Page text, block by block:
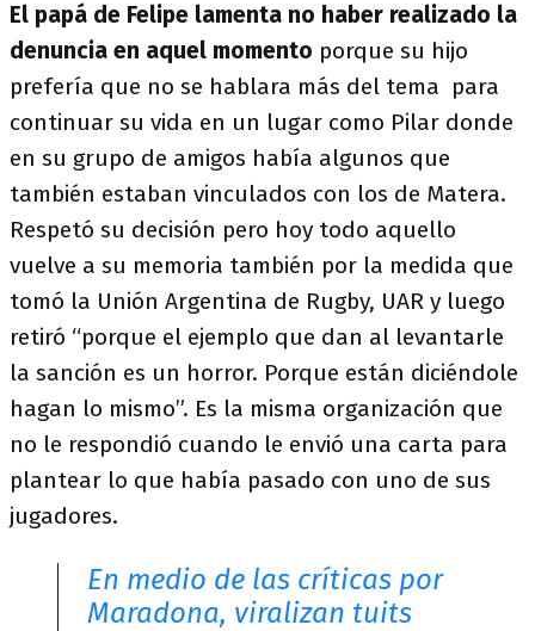
El papá de Felipe lamenta no haber realizado la
denuncia en aquel momento porque su hijo
prefería que no se hablara más del tema para
continuar su vida en un lugar como Pilar donde
en su grupo de amigos había algunos que
también estaban vinculados con los de Matera.
Respetó su decisión pero hoy todo aquello
vuelve a su memoria también por la medida que
tomó la Unión Argentina de Rugby, UAR y luego
retiró “porque el ejemplo que dan al levantarle
la sanción es un horror. Porque están diciéndole
hagan lo mismo”. Es la misma organización que
no le respondió cuando le envió una carta para
plantear lo que había pasado con uno de sus
jugadores.
En medio de las críticas por
Maradona, viralizan tuits